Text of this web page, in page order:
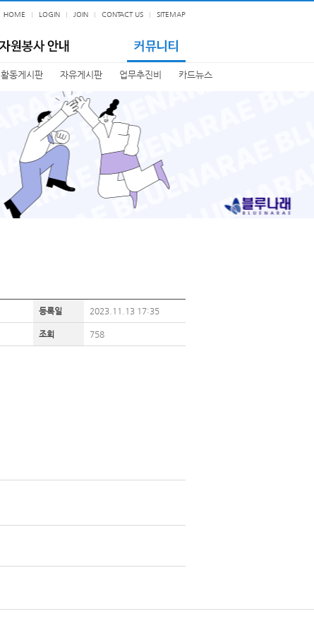
HOME LOGIN JOIN CONTACT US SITEMAP
활동게시판 자유게시판 업무추진비 카드뉴스
등록일 2023.11.13 17:35
조회 758